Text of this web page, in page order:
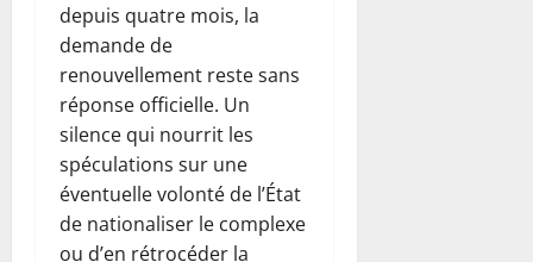
depuis quatre mois, la
demande de
renouvellement reste sans
réponse officielle. Un
silence qui nourrit les
spéculations sur une
éventuelle volonté de l’État
de nationaliser le complexe
ou d’en rétrocéder la